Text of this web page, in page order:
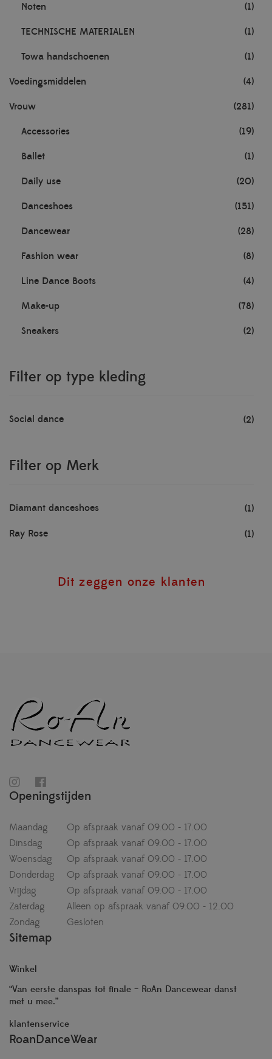
Noten (1)
TECHNISCHE MATERIALEN (1)
Towa handschoenen (1)
Voedingsmiddelen (4)
Vrouw (281)
Accessories (19)
Ballet (1)
Daily use (20)
Danceshoes (151)
Dancewear (28)
Fashion wear (8)
Line Dance Boots (4)
Make-up (78)
Sneakers (2)
Filter op type kleding
Social dance (2)
Filter op Merk
Diamant danceshoes (1)
Ray Rose (1)
Dit zeggen onze klanten
Openingstijden
Maandag
Op afspraak vanaf 09.00 - 17.00
Dinsdag
Op afspraak vanaf 09.00 - 17.00
Woensdag
Op afspraak vanaf 09.00 - 17.00
Donderdag
Op afspraak vanaf 09.00 - 17.00
Vrijdag
Op afspraak vanaf 09.00 - 17.00
Zaterdag
Alleen op afspraak vanaf 09.00 - 12.00
Zondag
Gesloten
Sitemap
Winkel
“Van eerste danspas tot finale – RoAn Dancewear danst
met u mee.”
klantenservice
RoanDanceWear